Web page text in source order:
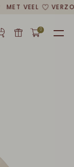
MET VEEL
0